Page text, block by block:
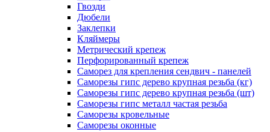
Гвозди
Дюбели
Заклепки
Кляймеры
Метрический крепеж
Перфорированный крепеж
Саморез для крепления сендвич - панелей
Саморезы гипс дерево крупная резьба (кг)
Саморезы гипс дерево крупная резьба (шт)
Саморезы гипс металл частая резьба
Саморезы кровельные
Саморезы оконные